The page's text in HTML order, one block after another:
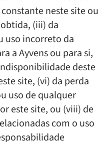
neste site ou
(iii) da
uso incorreto da
a Ayvens ou para si,
deste
site, (vi) da perda
uso de qualquer
este site, ou (viii) de
com o uso